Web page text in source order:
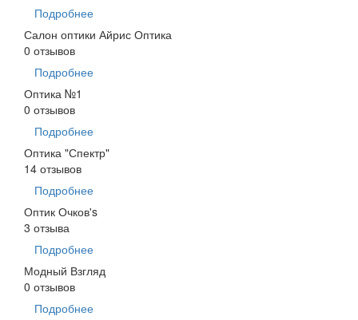
Подробнее
Салон оптики Айрис Оптика
0 отзывов
Подробнее
Оптика №1
0 отзывов
Подробнее
Оптика "Спектр"
14 отзывов
Подробнее
Оптик Очков's
3 отзыва
Подробнее
Модный Взгляд
0 отзывов
Подробнее